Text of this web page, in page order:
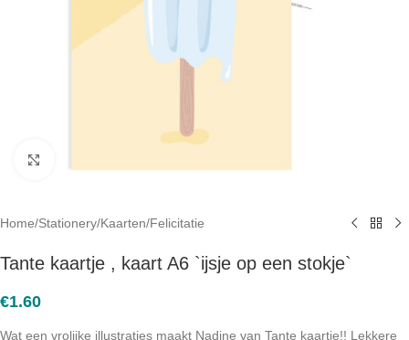
Home/Stationery/Kaarten/Felicitatie
Tante kaartje , kaart A6 `ijsje op een stokje`
€1.60
Wat een vrolijke illustraties maakt Nadine van Tante kaartje!! Lekkere